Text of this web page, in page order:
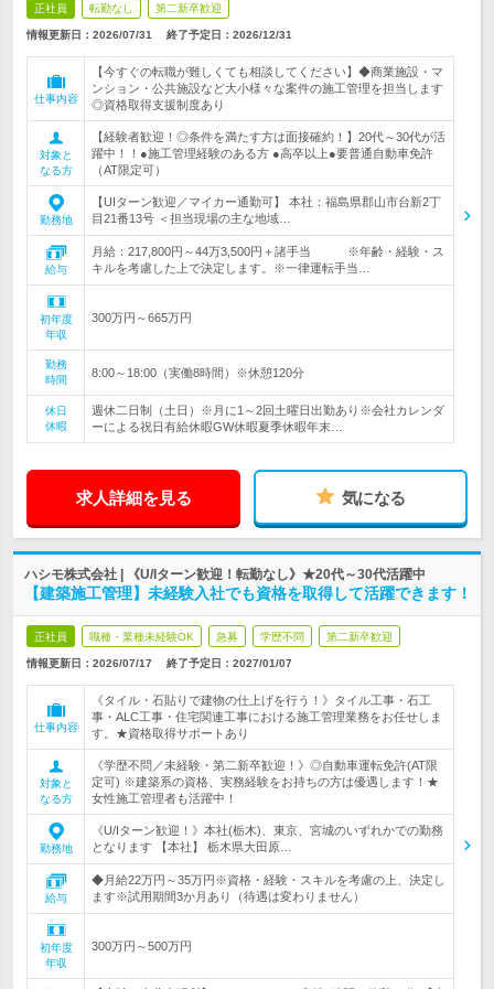
正社員 転勤なし 第二新卒歓迎
情報更新日：2026/07/31 終了予定日： 2026/12/31
仕事内容
【今すぐの転職が難しくても相談してください】◆商業施設・マ
ンション・公共施設など大小様々な案件の施工管理を担当します
◎資格取得支援制度あり
対象と
なる方
【経験者歓迎！◎条件を満たす方は面接確約！】20代～30代が活
躍中！！●施工管理経験のある方 ●高卒以上●要普通自動車免許
（AT限定可）
勤務地
【UIターン歓迎／マイカー通勤可】 本社：福島県郡山市台新2丁
目21番13号 ＜担当現場の主な地域…
給与
月給：217,800円～44万3,500円＋諸手当 ※年齢・経験・ス
キルを考慮した上で決定します。※一律運転手当…
初年度
年収
300万円～665万円
勤務
時間
8:00～18:00（実働8時間）※休憩120分
休日
休暇
週休二日制（土日）※月に1～2回土曜日出勤あり※会社カレンダ
ーによる祝日有給休暇GW休暇夏季休暇年末…
求人詳細を見る 気になる
ハシモ株式会社 | 《U/Iターン歓迎！転勤なし》★20代～30代活躍中
【建築施工管理】未経験入社でも資格を取得して活躍できます！
正社員 職種・業種未経験OK 急募 学歴不問 第二新卒歓迎
情報更新日：2026/07/17 終了予定日： 2027/01/07
仕事内容
《タイル・石貼りで建物の仕上げを行う！》タイル工事・石工
事・ALC工事・住宅関連工事における施工管理業務をお任せしま
す。★資格取得サポートあり
対象と
なる方
《学歴不問／未経験・第二新卒歓迎！》◎自動車運転免許(AT限
定可) ※建築系の資格、実務経験をお持ちの方は優遇します！★
女性施工管理者も活躍中！
勤務地
《U/Iターン歓迎！》本社(栃木)、東京、宮城のいずれかでの勤務
となります 【本社】 栃木県大田原…
給与
◆月給22万円～35万円※資格・経験・スキルを考慮の上、決定し
ます※試用期間3か月あり（待遇は変わりません）
初年度
年収
300万円～500万円